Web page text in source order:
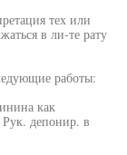
тех или
в ли-те рату
работы:
как
депонир. в